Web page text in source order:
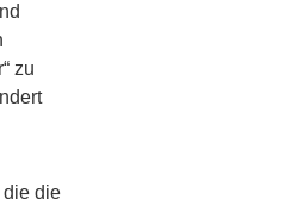
zu
die die